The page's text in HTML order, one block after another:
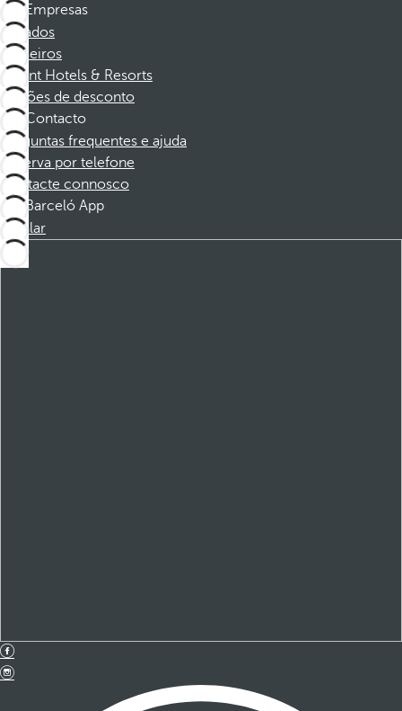
Empresas
Afiliados
Parceiros
Dorint Hotels & Resorts
Cupões de desconto
Contacto
Perguntas frequentes e ajuda
Reserva por telefone
Contacte connosco
Barceló App
Instalar